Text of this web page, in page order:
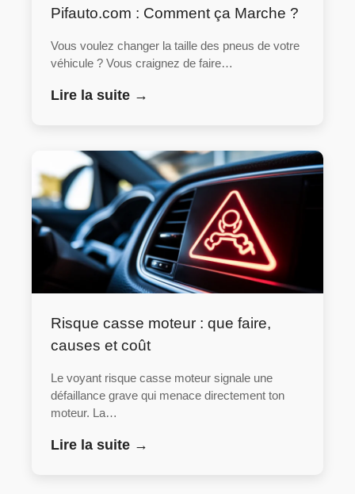
Pifauto.com : Comment ça Marche ?
Vous voulez changer la taille des pneus de votre
véhicule ? Vous craignez de faire…
Lire la suite →
Risque casse moteur : que faire,
causes et coût
Le voyant risque casse moteur signale une
défaillance grave qui menace directement ton
moteur. La…
Lire la suite →